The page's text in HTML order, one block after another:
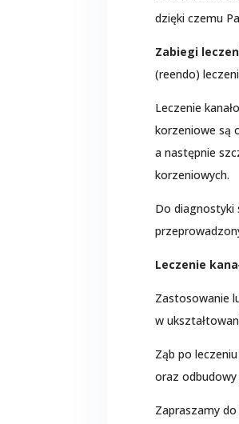
dzięki czemu
Zabiegi
(reendo)
Leczenie
korzeniowe są
a następnie
korzeniowych.
Do diagnostyki
Leczenie
Zastosowanie
w
Ząb po
oraz
Zapraszamy